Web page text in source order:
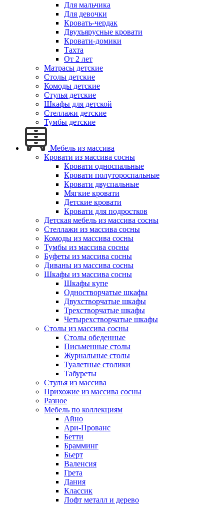
Для мальчика
Для девочки
Кровать-чердак
Двухъярусные кровати
Кровати-домики
Тахта
От 2 лет
Матрасы детские
Столы детские
Комоды детские
Стулья детские
Шкафы для детской
Стеллажи детские
Тумбы детские
Мебель из массива
Кровати из массива сосны
Кровати односпальные
Кровати полутороспальные
Кровати двуспальные
Мягкие кровати
Детские кровати
Кровати для подростков
Детская мебель из массива сосны
Стеллажи из массива сосны
Комоды из массива сосны
Тумбы из массива сосны
Буфеты из массива сосны
Диваны из массива сосны
Шкафы из массива сосны
Шкафы купе
Одностворчатые шкафы
Двухстворчатые шкафы
Трехстворчатые шкафы
Четырехстворчатые шкафы
Столы из массива сосны
Столы обеденные
Письменные столы
Журнальные столы
Туалетные столики
Табуреты
Стулья из массива
Прихожие из массива сосны
Разное
Мебель по коллекциям
Айно
Ари-Прованс
Бетти
Брамминг
Бьерт
Валенсия
Грета
Дания
Классик
Лофт металл и дерево